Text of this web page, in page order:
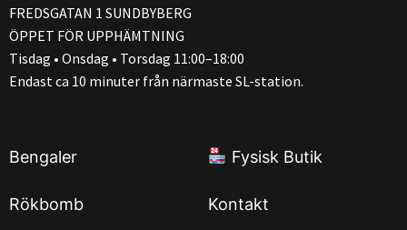
FREDSGATAN 1 SUNDBYBERG
ÖPPET FÖR UPPHÄMTNING
Tisdag • Onsdag • Torsdag 11:00–18:00
Endast ca 10 minuter från närmaste SL-station.
Bengaler
Rökbomb
Fysisk Butik
Kontakt